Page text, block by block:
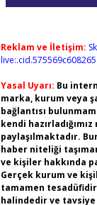
Reklam ve İletişim:
Yasal Uyarı: Bu
marka, kurum veya
bağlantısı
kendi
paylaşılmaktadır.
haber niteliği
ve kişiler hakkında
Gerçek kurum ve
tamamen
halindedir ve